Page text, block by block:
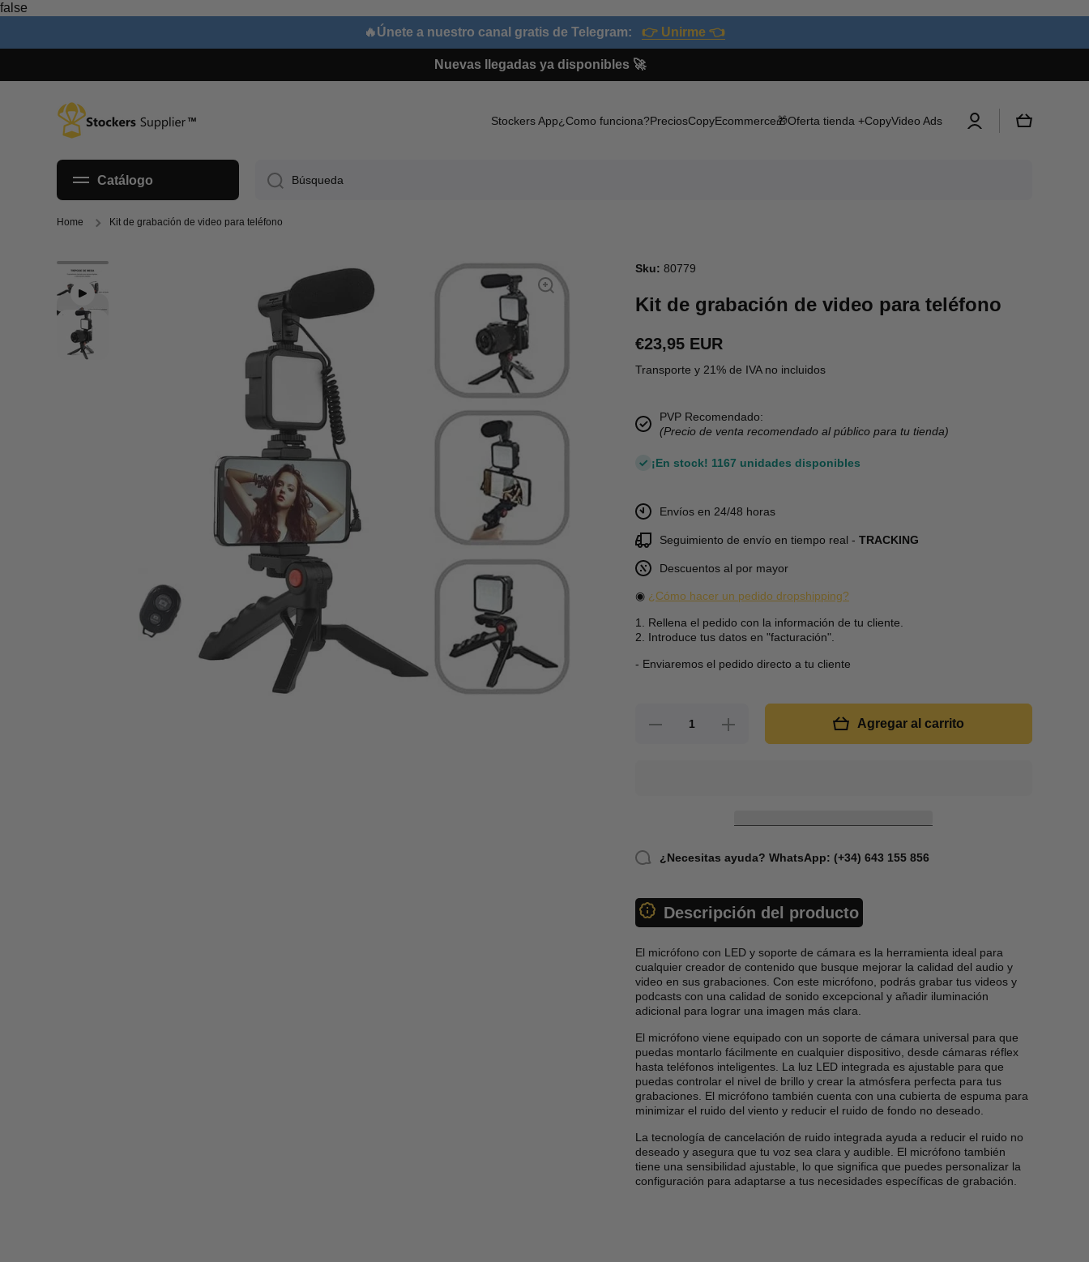
false
Ir directamente al contenido
🔥Únete a nuestro canal gratis de Telegram: 👉 Unirme 👈
Nuevas llegadas ya disponibles 🚀
Stockers App¿Como funciona?PreciosCopyEcommerce🎁Oferta tienda +CopyVideo Ads
Iniciar
sesión
Carrito
Catálogo Búsqueda
Home Kit de grabación de video para teléfono
Ir directamente a la información del producto Sku: 80779
Kit de grabación de video para teléfono
€23,95 EUR
Transporte y 21% de IVA no incluidos
PVP Recomendado:
(Precio de venta recomendado al público para tu tienda)
¡En stock! 1167 unidades disponibles
Envíos en 24/48 horas
Seguimiento de envío en tiempo real - TRACKING
Descuentos al por mayor
◉ ¿Cómo hacer un pedido dropshipping?
1. Rellena el pedido con la información de tu cliente.
2. Introduce tus datos en "facturación".
- Enviaremos el pedido directo a tu cliente
Reducir
Aumentar
cantidad
Agregar al carrito
¿Necesitas ayuda? WhatsApp: (+34) 643 155 856
Descripción del producto
El micrófono con LED y soporte de cámara es la herramienta ideal para
cualquier creador de contenido que busque mejorar la calidad del audio y
video en sus grabaciones. Con este micrófono, podrás grabar tus videos y
podcasts con una calidad de sonido excepcional y añadir iluminación
adicional para lograr una imagen más clara.
El micrófono viene equipado con un soporte de cámara universal para que
puedas montarlo fácilmente en cualquier dispositivo, desde cámaras réflex
hasta teléfonos inteligentes. La luz LED integrada es ajustable para que
puedas controlar el nivel de brillo y crear la atmósfera perfecta para tus
grabaciones. El micrófono también cuenta con una cubierta de espuma para
minimizar el ruido del viento y reducir el ruido de fondo no deseado.
La tecnología de cancelación de ruido integrada ayuda a reducir el ruido no
deseado y asegura que tu voz sea clara y audible. El micrófono también
tiene una sensibilidad ajustable, lo que significa que puedes personalizar la
configuración para adaptarse a tus necesidades específicas de grabación.